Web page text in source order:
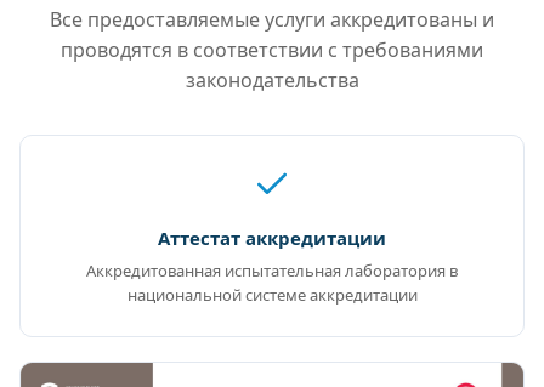
Все предоставляемые услуги аккредитованы и
проводятся в соответствии с требованиями
законодательства
Аттестат аккредитации
Аккредитованная испытательная лаборатория в
национальной системе аккредитации